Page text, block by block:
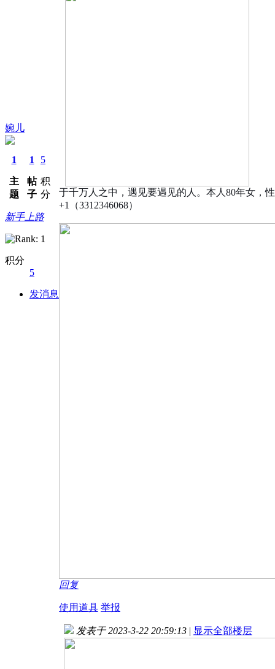
婉儿
1
主
题
1
帖
子
5
积
分
新手上路
积分
5
发消息
于千万人之中，遇见要遇见的人。本人 80年女，
+1
（3312346068）
回复
使用道具 举报
发表于 2023-3-22 20:59:13 | 显示全部楼层